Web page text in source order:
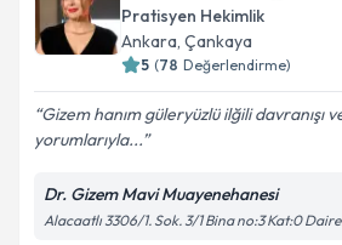
Pratisyen Hekimlik
Ankara, Çankaya
5 (78 Değerlendirme)
Gizem hanım güleryüzlü ilğili davranışı ve
yorumlarıyla...
Dr. Gizem Mavi Muayenehanesi
Alacaatlı 3306/1. Sok. 3/1 Bina no:3 Kat:0